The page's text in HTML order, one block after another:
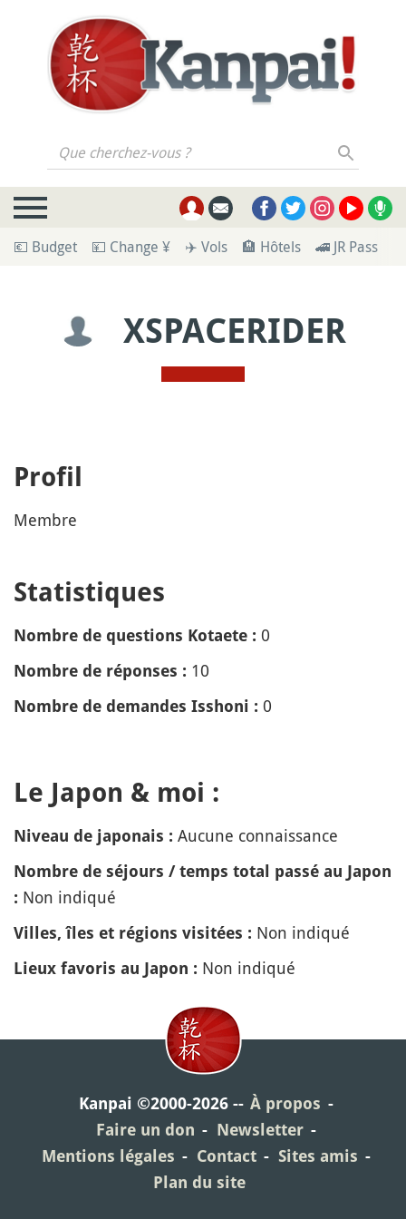
Que cherchez-vous ?
💶 Budget 💴 Change ¥ ✈️ Vols 🏨 Hôtels 🚄 JR Pass
XSPACERIDER
Profil
Membre
Statistiques
Nombre de questions Kotaete : 0
Nombre de réponses : 10
Nombre de demandes Isshoni : 0
Le Japon & moi :
Niveau de japonais : Aucune connaissance
Nombre de séjours / temps total passé au Japon
: Non indiqué
Villes, îles et régions visitées : Non indiqué
Lieux favoris au Japon : Non indiqué
Kanpai ©2000-2026
À propos
Faire un don
Newsletter
Mentions légales
Contact
Sites amis
Plan du site